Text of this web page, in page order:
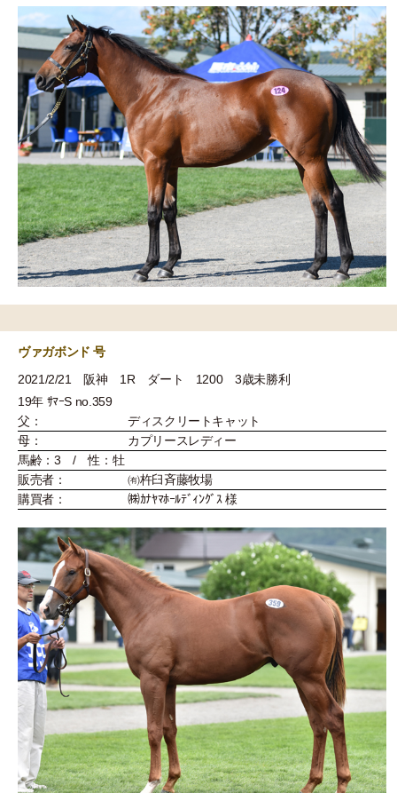
ヴァガボンド 号
2021/2/21 阪神 1R ダート 1200 3歳未勝利
19年 ｻﾏｰS no.359
父：
ディスクリートキャット
母：
カプリースレディー
馬齢：3 / 性：牡
販売者：
㈲杵臼斉藤牧場
購買者：
㈱ｶﾅﾔﾏﾎｰﾙﾃﾞｨﾝｸﾞｽ 様